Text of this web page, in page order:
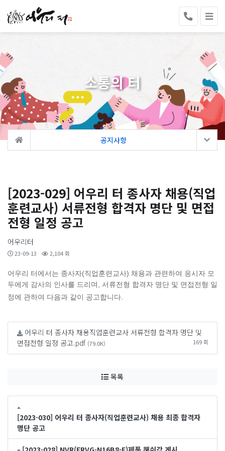
소통의 터
공지사항
[2023-029] 어우리 터 종사자 채용(직업
훈련교사) 서류전형 합격자 명단 및 면접
전형 일정 공고
어우리터
23-09-13 2,104 회
어우리 터에서는 종사자(직업훈련교사) 채용과 관련하여 응시자 모
두에게 감사의 인사를 드리며, 서류전형 합격자 명단 및 면접전형 일
정에 관하여 다음과 같이 공고합니다.
어우리 터 종사자 채용직업훈련교사 서류전형 합격자 명단 및
면접전형 일정 공고.pdf (79.0K) 169 회
목록
[2023-030] 어우리 터 종사자(직업훈련교사) 채용 최종 합격자
명단 공고